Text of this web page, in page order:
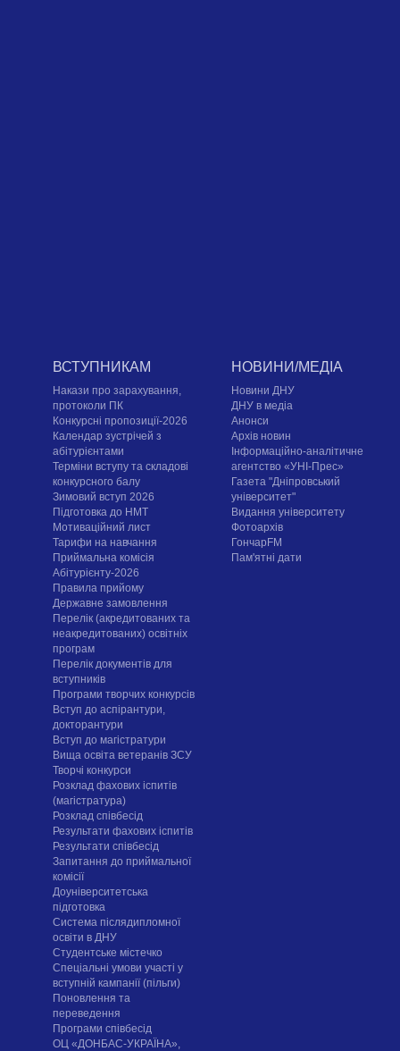
ВСТУПНИКАМ
Накази про зарахування,
протоколи ПК
Конкурсні пропозиції-2026
Календар зустрічей з
абітурієнтами
Терміни вступу та складові
конкурсного балу
Зимовий вступ 2026
Підготовка до НМТ
Мотиваційний лист
Тарифи на навчання
Приймальна комісія
Абітурієнту-2026
Правила прийому
Державне замовлення
Перелік (акредитованих та
неакредитованих) освітніх
програм
Перелік документів для
вступників
Програми творчих конкурсiв
Вступ до аспірантури,
докторантури
Вступ до магістратури
Вища освіта ветеранів ЗСУ
Творчі конкурси
Розклад фахових іспитів
(магістратура)
Розклад співбесід
Результати фахових іспитів
Результати співбесід
Запитання до приймальної
комісії
Доуніверситетська
підготовка
Система післядипломної
освіти в ДНУ
Cтудентське містечко
Спеціальні умови участі у
вступній кампанії (пільги)
Поновлення та
переведення
Програми співбесід
ОЦ «ДОНБАС-УКРАЇНА»,
НОВИНИ/МЕДІА
Новини ДНУ
ДНУ в медіа
Анонси
Архів новин
Інформаційно-аналітичне
агентство «УНІ-Прес»
Газета "Дніпровський
університет"
Видання університету
Фотоархів
ГончарFM
Пам'ятні дати